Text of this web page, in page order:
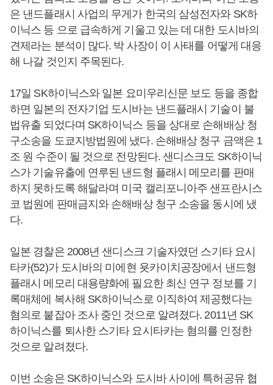
은 낸드플래시 사업의 무게가 한국의 삼성전자와 SK하
이닉스 등 으로 급속하게 기울고 있는 데 대한 도시바의
견제라는 분석이 많다. 박 사장이 이 사태를 어떻게 대응
해 나갈 것인지 주목된다.
17일 SK하이닉스와 일본 요미우리신문 보도 등을 종합
하면 일본의 전자기업 도시바는 낸드플래시 기술이 불
법유출 되었다며 SK하이닉스 등을 상대로 손해배상 청
구소송을 도쿄지방법원에 냈다. 손해배상 청구 금액은 1
조 원 수준이 될 것으로 전망된다. 샌디스크도 SK하이닉
스가 기술유출에 연루된 낸드형 플래시 메모리를 판매
하지 못하도록 해달라며 미국 캘리포니아주 샌프란시스
코 법원에 판매금지와 손해배상 청구 소송을 동시에 냈
다.
일본 경찰은 2008년 샌디스크 기술자였던 스기타 요시
타카(52)가 도시바의 미에현 욧카이치공장에서 낸드형
플래시 메모리 대용량화에 필요한 최신 연구 정보를 기
록매체에 복사해 SK하이닉스로 이직하여 제공했다는
혐의로 붙잡아 조사 중인 것으로 알려졌다. 2011년 SK
하이닉스를 퇴사한 스기타 요시타카는 혐의를 인정한
것으로 알려졌다.
이번 소송은 SK하이닉스와 도시바 사이에 특허공유 협